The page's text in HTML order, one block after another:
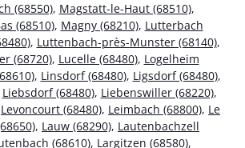
(68550), Magstatt-le-Haut (68510),
(68510), Magny (68210), Lutterbach
, Luttenbach-près-Munster (68140),
(68720), Lucelle (68480), Logelheim
, Linsdorf (68480), Ligsdorf (68480),
Liebsdorf (68480), Liebenswiller (68220),
Levoncourt (68480), Leimbach (68800), Le
, Lauw (68290), Lautenbachzell
(68610), Largitzen (68580),